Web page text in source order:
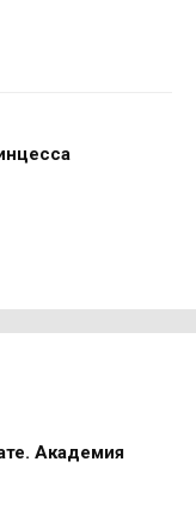
Академия